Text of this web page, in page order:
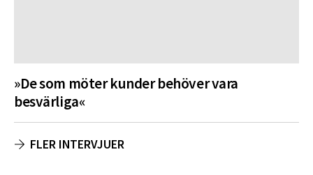
»De som möter kunder behöver vara
besvärliga«
FLER INTERVJUER